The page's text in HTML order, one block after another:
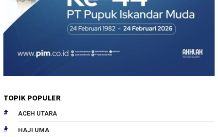
TOPIK POPULER
ACEH UTARA
HAJI UMA